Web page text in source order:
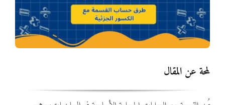
المواد
أنواع الموارد
الألعاب التفاعلية
لمحة عن المقال